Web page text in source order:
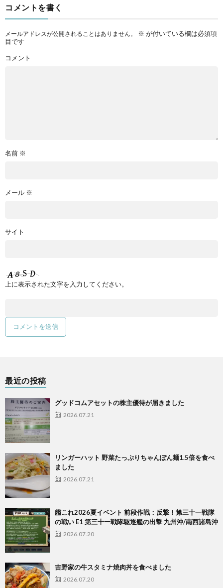
コメントを書く
メールアドレスが公開されることはありません。 ※ が付いている欄は必須項
目です
コメント
名前 ※
メール ※
サイト
上に表示された文字を入力してください。
最近の投稿
グッドコムアセットの株主優待が届きました
2026.07.21
リンガーハット 野菜たっぷりちゃんぽん麺1.5倍を食べ
ました
2026.07.21
艦これ2026夏イベント 前段作戦：反撃！第三十一戦隊
の戦い E1 第三十一戦隊駆逐艦の出撃 九州沖/南西諸島沖
2026.07.20
吉野家の牛スタミナ焼肉丼を食べました
2026.07.20